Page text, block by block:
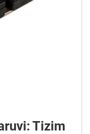
Tizim